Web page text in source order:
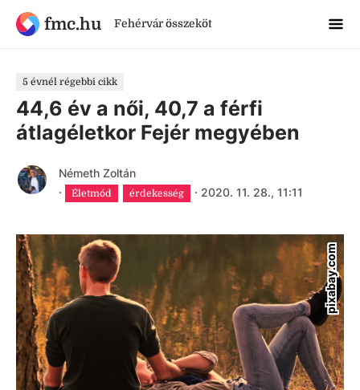
fmc.hu Fehérvár összeköt
5 évnél régebbi cikk
44,6 év a női, 40,7 a férfi
átlagéletkor Fejér megyében
Németh Zoltán
·
Életmód érdekesség · 2020. 11. 28., 11:11
pixabay.com